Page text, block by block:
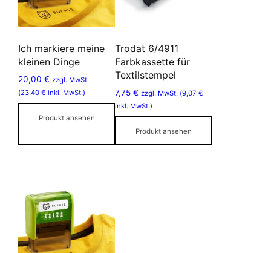
Ich markiere meine
kleinen Dinge
20,00€ zzgl. MwSt.
(23,40€ inkl. MwSt.)
Produkt ansehen
Trodat 6/4911
Farbkassette für
Textilstempel
7,75€ zzgl. MwSt. (9,07€
inkl. MwSt.)
Produkt ansehen